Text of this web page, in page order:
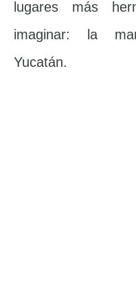
lugares más
imaginar: la
Yucatán.